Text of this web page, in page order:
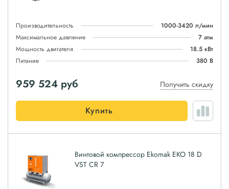
Производительность
1000-3420 л/мин
Максимальное давление
7 атм
Мощность двигателя
18.5 кВт
Питание
380 В
959 524 руб Получить скидку
Купить
Винтовой компрессор Ekomak EKO 18 D
VST CR 7